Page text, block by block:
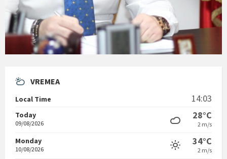
VREMEA
Local Time 14:03
Today
09/08/2026
28°C
2 m/s
Monday
10/08/2026
34°C
2 m/s